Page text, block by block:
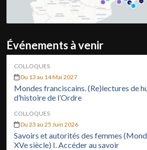
Événements à venir
COLLOQUES
Du 13 au 14 Mai 2027
Mondes franciscains. (Re)lectures de
d’histoire de l’Ordre
COLLOQUES
Du 23 au 25 Juin 2026
Savoirs et autorités des femmes
XVe siècle) I. Accéder au savoir